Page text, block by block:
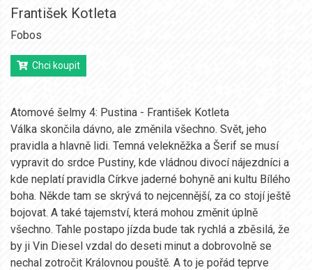
František Kotleta
Fobos
Chci koupit
Atomové šelmy 4: Pustina - František Kotleta
Válka skončila dávno, ale změnila všechno. Svět, jeho
pravidla a hlavně lidi. Temná velekněžka a Šerif se musí
vypravit do srdce Pustiny, kde vládnou divocí nájezdníci a
kde neplatí pravidla Církve jaderné bohyně ani kultu Bílého
boha. Někde tam se skrývá to nejcennější, za co stojí ještě
bojovat. A také tajemství, která mohou změnit úplně
všechno. Tahle postapo jízda bude tak rychlá a zběsilá, že
by ji Vin Diesel vzdal do deseti minut a dobrovolně se
nechal zotročit Královnou pouště. A to je pořád teprve